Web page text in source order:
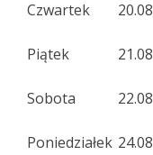
Czwartek 20.08
Piątek 21.08
Sobota 22.08
Poniedziałek 24.08